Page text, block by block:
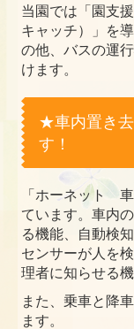
当園では「園支
キャッチ）」を
の他、バスの運
けます。
★車内置き
す！
「ホーネット
ています。車内
る機能、自動検
センサーが人を
理者に知らせる
また、乗車と降
ます。